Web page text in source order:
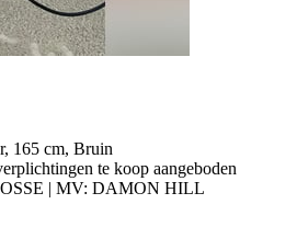
165 cm, Bruin
te koop aangeboden
| MV: DAMON HILL